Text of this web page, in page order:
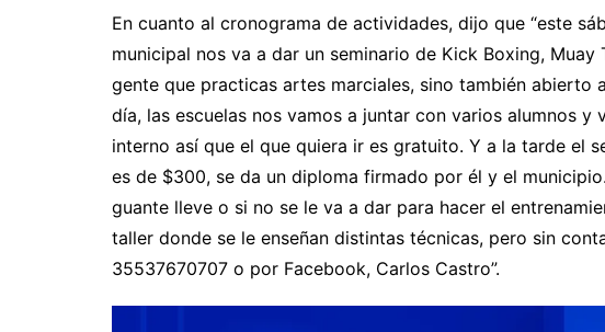
En cuanto al cronograma de actividades, dijo que “este
municipal nos va a dar un seminario de Kick Boxing,
gente que practicas artes marciales, sino también abierto
día, las escuelas nos vamos a juntar con varios alumnos y
interno así que el que quiera ir es gratuito. Y a la tarde el
es de $300, se da un diploma firmado por él y el
guante lleve o si no se le va a dar para hacer el
taller donde se le enseñan distintas técnicas, pero sin
35537670707 o por Facebook, Carlos Castro”.